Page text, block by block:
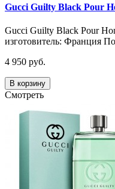
Gucci Guilty Black Pour
Gucci Guilty Black Pour
изготовитель: Франция
4 950 руб.
В корзину
Смотреть